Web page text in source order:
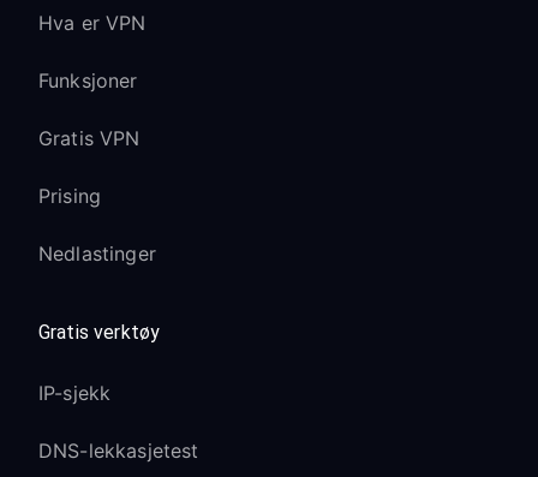
Hva er VPN
Funksjoner
Gratis VPN
Prising
Nedlastinger
Gratis verktøy
IP-sjekk
DNS-lekkasjetest